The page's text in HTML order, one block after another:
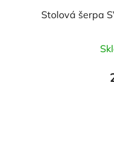
Stolová šerpa